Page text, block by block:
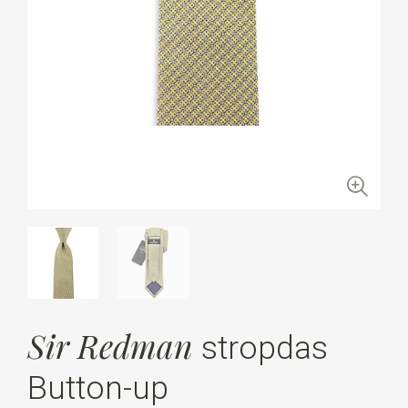
Sir Redman stropdas
Button-up